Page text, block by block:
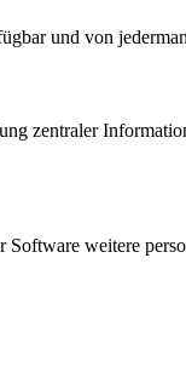
und von
zentraler
weitere